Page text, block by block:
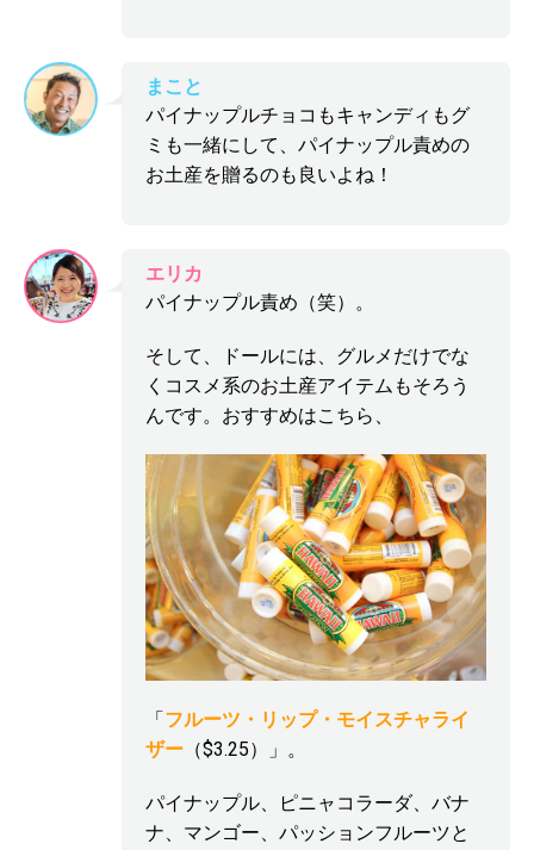
まこと
パイナップルチョコもキャンディもグ
ミも一緒にして、パイナップル責めの
お土産を贈るのも良いよね！
エリカ
パイナップル責め（笑）。
そして、ドールには、グルメだけでな
くコスメ系のお土産アイテムもそろう
んです。おすすめはこちら、
「 フルーツ・リップ・モイスチャライ
ザー （$3.25）」。
パイナップル、ピニャコラーダ、バナ
ナ、マンゴー、パッションフルーツと